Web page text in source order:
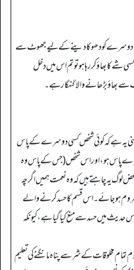
لیکن دوسرے کو دھوکا دینے کے لیے جھوٹ سے
کا بھاؤ کر رہا ہو تو تم اس میں دخل
بھاؤ بڑھانے والا گنہگار ہے۔
یہ ہے کہ کوئی شخص کسی دوسرے کے پاس
میرے پاس ہو، اور اس شخص (جس کے پاس وہ
یہ چاہتے ہیں کہ وہ نعمت ہمیں اگرچہ
ہو جائے۔ اس قسم کا حسد کرنے والے
حدیث میں حسد سے منع کیا گیا ہے، کیونکہ
تمام مخلوقات کے شر سے پناہ مانگنے کی تعلیم